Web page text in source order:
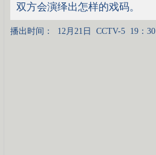
双方会演绎出怎样的戏码。
播出时间： 12月21日 CCTV-5 19：30